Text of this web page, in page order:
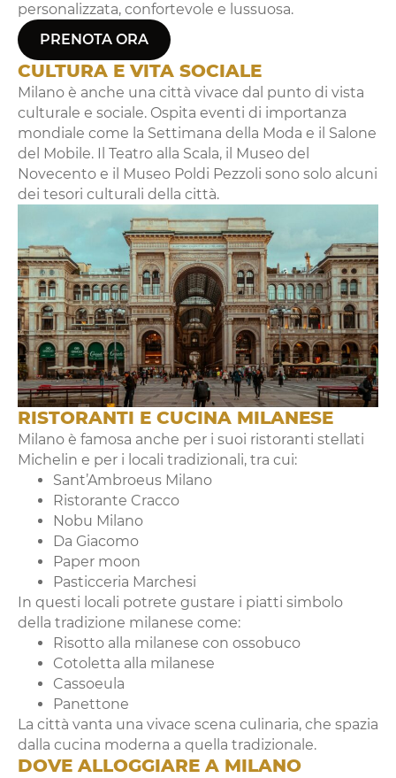
personalizzata, confortevole e lussuosa.
PRENOTA ORA
CULTURA E VITA SOCIALE
Milano è anche una città vivace dal punto di vista
culturale e sociale. Ospita eventi di importanza
mondiale come la Settimana della Moda e il Salone
del Mobile. Il Teatro alla Scala, il Museo del
Novecento e il Museo Poldi Pezzoli sono solo alcuni
dei tesori culturali della città.
RISTORANTI E CUCINA MILANESE
Milano è famosa anche per i suoi ristoranti stellati
Michelin e per i locali tradizionali, tra cui:
Sant’Ambroeus Milano
Ristorante Cracco
Nobu Milano
Da Giacomo
Paper moon
Pasticceria Marchesi
In questi locali potrete gustare i piatti simbolo
della tradizione milanese come:
Risotto alla milanese con ossobuco
Cotoletta alla milanese
Cassoeula
Panettone
La città vanta una vivace scena culinaria, che spazia
dalla cucina moderna a quella tradizionale.
DOVE ALLOGGIARE A MILANO